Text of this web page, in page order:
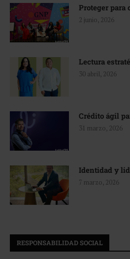
Proteger para
2 junio, 2026
Lectura
30 abril, 2026
Crédito ágil
31 marzo, 2026
Identidad y
7 marzo, 2026
RESPONSABILIDAD SOCIAL